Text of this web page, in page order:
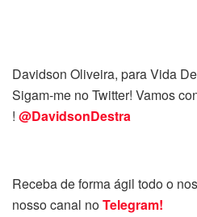
Davidson Oliveira, para Vida
Sigam-me no Twitter! Vamos
! @DavidsonDestra
Receba de forma ágil todo o
nosso canal noTelegram!